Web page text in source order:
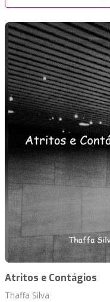
Atritos e Contágios
Thaffa Silva